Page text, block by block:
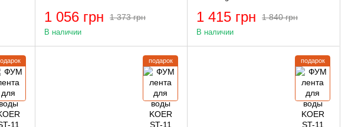
1 373 грн
1 056 грн
В наличии
1 840 грн
1 415 грн
В наличии
подарок подарок